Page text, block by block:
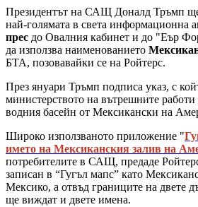
Президентът на САЩ Доналд Тръмп
най-голямата в света информационна
прес до Овалния кабинет и до "Еър
да използва наименованието
БТА, позовавайки се на Ройтерс.
През януари Тръмп подписа указ, с
министерството на вътрешните
водния басейн от Мексикански на
Широко използваното приложение "
името на Мексиканския залив на
потребителите в САЩ, предаде
записан в “Гугъл мапс” като
Мексико, а отвъд границите на двете
ще виждат и двете имена.